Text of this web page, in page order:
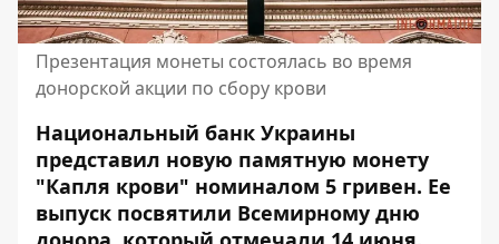
Презентация монеты состоялась во время
донорской акции по сбору крови
Национальный банк Украины
представил новую памятную монету
"Капля крови" номиналом 5 гривен. Ее
выпуск посвятили Всемирному дню